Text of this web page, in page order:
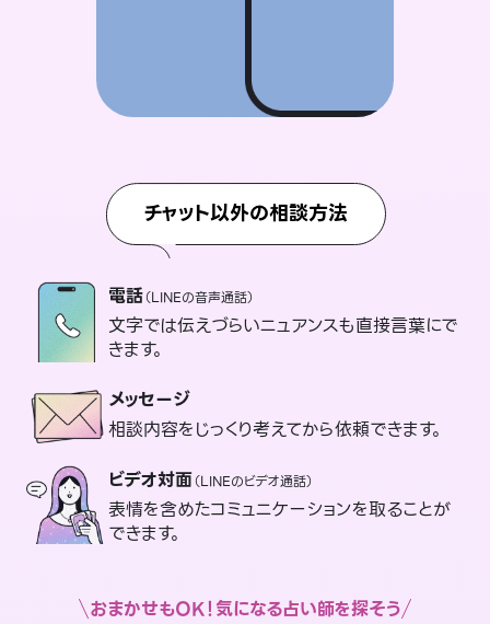
チャット以外の相談方法
電話（LINEの音声通話）
文字では伝えづらいニュアンスも直接言葉にで
きます。
メッセージ
相談内容をじっくり考えてから依頼できます。
ビデオ対面（LINEのビデオ通話）
表情を含めたコミュニケーションを取ることが
できます。
おまかせもOK！気になる占い師を探そう